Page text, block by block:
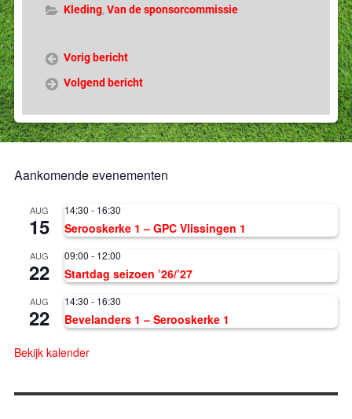
Kleding,Van de sponsorcommissie
Vorig bericht
Volgend bericht
Aankomende evenementen
AUG
15
14:30 - 16:30
Serooskerke 1 – GPC Vlissingen 1
AUG
22
09:00 - 12:00
Startdag seizoen ’26/’27
AUG
22
14:30 - 16:30
Bevelanders 1 – Serooskerke 1
Bekijk kalender